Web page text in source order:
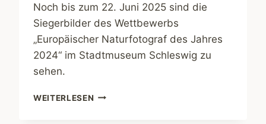
Noch bis zum 22. Juni 2025 sind die
Siegerbilder des Wettbewerbs
„Europäischer Naturfotograf des Jahres
2024“ im Stadtmuseum Schleswig zu
sehen.
WEITERLESEN EUROPÄISCHER